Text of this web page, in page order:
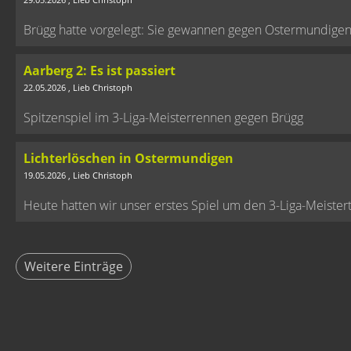
Brügg hatte vorgelegt: Sie gewannen gegen
Aarberg 2: Es ist passiert
22.05.2026 , Lieb Christoph
Spitzenspiel im 3-Liga-Meisterrennen gegen Brügg
Lichterlöschen in Ostermundigen
19.05.2026 , Lieb Christoph
Heute hatten wir unser erstes Spiel um den 3-Liga-
Weitere Einträge